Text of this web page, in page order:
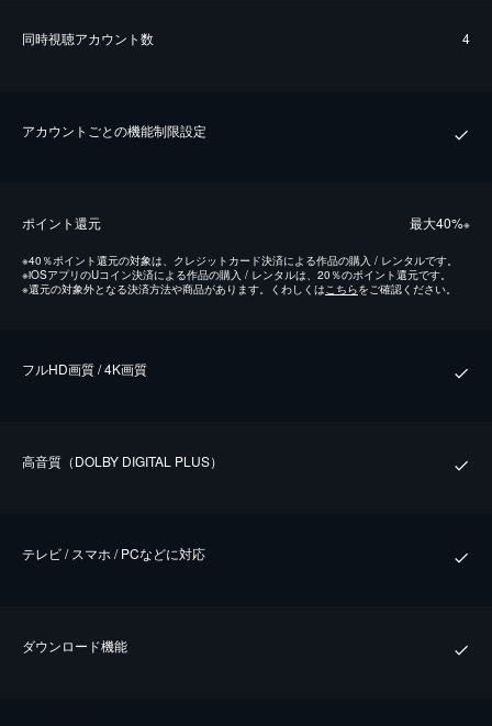
同時視聴アカウント数 4
アカウントごとの機能制限設定
ポイント還元 最⼤40%※
※40％ポイント還元の対象は、クレジットカード決済による作品の購入 / レンタルです。
※iOSアプリのUコイン決済による作品の購入 / レンタルは、20％のポイント還元です。
※還元の対象外となる決済方法や商品があります。くわしくはこちらをご確認ください。
フルHD画質 / 4K画質
⾼⾳質（DOLBY DIGITAL PLUS）
テレビ / スマホ / PCなどに対応
ダウンロード機能